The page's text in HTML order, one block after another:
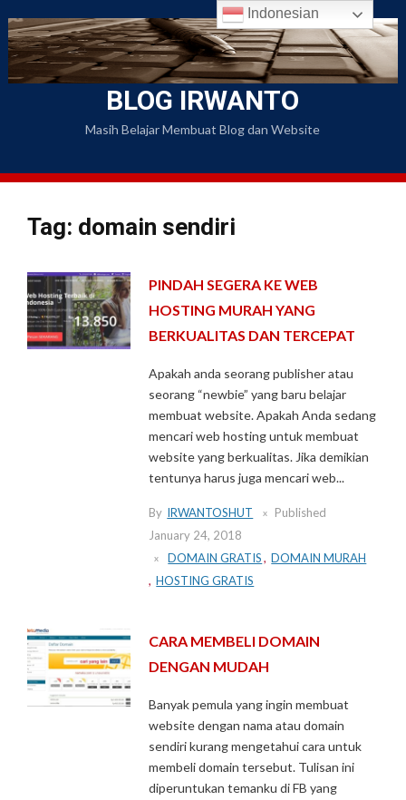
to
content
BLOG IRWANTO
Masih Belajar Membuat Blog dan Website
Tag: domain sendiri
PINDAH SEGERA KE WEB
HOSTING MURAH YANG
BERKUALITAS DAN TERCEPAT
Apakah anda seorang publisher atau
seorang “newbie” yang baru belajar
membuat website. Apakah Anda sedang
mencari web hosting untuk membuat
website yang berkualitas. Jika demikian
tentunya harus juga mencari web...
By IRWANTOSHUT
Published
January 24, 2018
DOMAIN GRATIS , DOMAIN MURAH
, HOSTING GRATIS
CARA MEMBELI DOMAIN
DENGAN MUDAH
Banyak pemula yang ingin membuat
website dengan nama atau domain
sendiri kurang mengetahui cara untuk
membeli domain tersebut. Tulisan ini
diperuntukan temanku di FB yang
Indonesian